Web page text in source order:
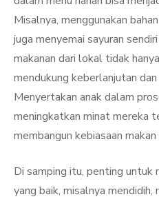
Misalnya, menggunakan
juga menyemai sayuran
makanan dari lokal tidak
mendukung keberlanjutan
Menyertakan anak dalam
meningkatkan minat mereka
membangun kebiasaan
Di samping itu, penting untuk
yang baik, misalnya mendidih,